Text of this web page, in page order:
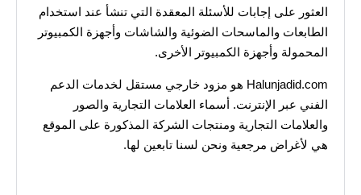
العثور على إجابات للأسئلة المعقدة التي تنشأ عند استخدام
الطابعات والماسحات الضوئية والشاشات وأجهزة الكمبيوتر
المحمولة وأجهزة الكمبيوتر الأخرى.
Halunjadid.com هو مزود خارجي مستقل لخدمات الدعم
الفني عبر الإنترنت. أسماء العلامات التجارية والصور
والعلامات التجارية ومنتجات الشركة المذكورة على الموقع
هي لأغراض مرجعية ونحن لسنا تابعين لها.